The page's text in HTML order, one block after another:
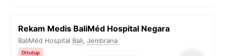
Rekam Medis BaliMéd Hospital Negara
BaliMéd Hospital Bali, Jembrana
Ditutup